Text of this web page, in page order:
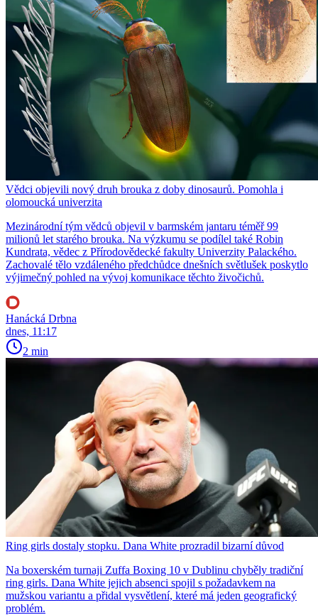
Vědci objevili nový druh brouka z doby dinosaurů. Pomohla i
olomoucká univerzita
Mezinárodní tým vědců objevil v barmském jantaru téměř 99
milionů let starého brouka. Na výzkumu se podílel také Robin
Kundrata, vědec z Přírodovědecké fakulty Univerzity Palackého.
Zachovalé tělo vzdáleného předchůdce dnešních světlušek poskytlo
výjimečný pohled na vývoj komunikace těchto živočichů.
Hanácká Drbna
dnes, 11:17
2 min
Ring girls dostaly stopku. Dana White prozradil bizarní důvod
Na boxerském turnaji Zuffa Boxing 10 v Dublinu chyběly tradiční
ring girls. Dana White jejich absenci spojil s požadavkem na
mužskou variantu a přidal vysvětlení, které má jeden geografický
problém.